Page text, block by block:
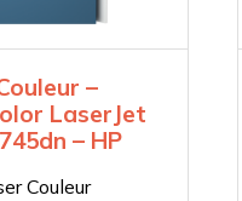
–
LaserJet
– HP
Couleur